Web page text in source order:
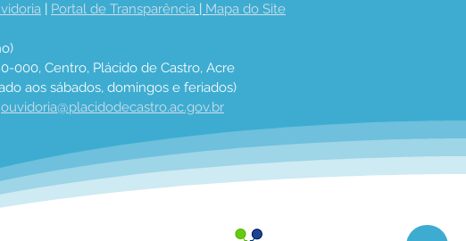
| Portal de Transparência | Mapa do Site
000, Centro, Plácido de Castro, Acre
aos sábados, domingos e feriados)
ouvidoria@placidodecastro.ac.gov.br